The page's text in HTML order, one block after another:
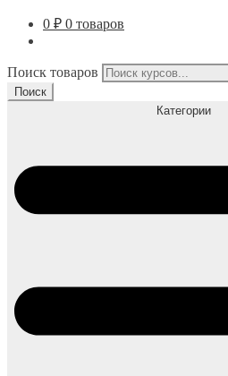
0 ₽ 0 товаров
Поиск товаров
Поиск
Категории